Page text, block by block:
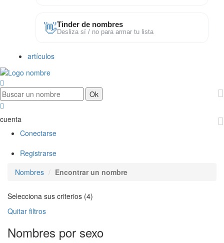
👋Tinder de nombres
Desliza sí / no para armar tu lista
artículos
cuenta
Conectarse
Registrarse
Nombres
Encontrar un nombre
Selecciona sus criterios (4)
Quitar filtros
Nombres por sexo